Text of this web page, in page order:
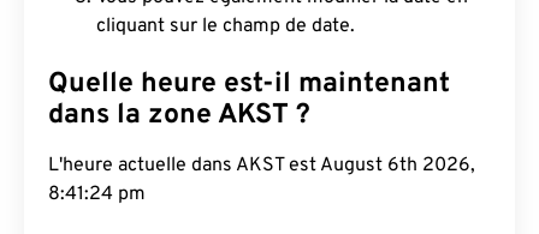
cliquant sur le champ de date.
Quelle heure est-il maintenant
dans la zone AKST ?
L'heure actuelle dans AKST est August 6th 2026,
8:41:25 pm